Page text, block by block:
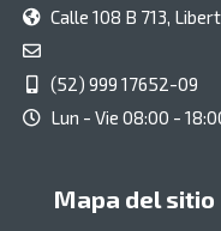
Calle 108 B 713,
(52) 999 17652-09
Lun - Vie 08:00 -
Mapa del sitio